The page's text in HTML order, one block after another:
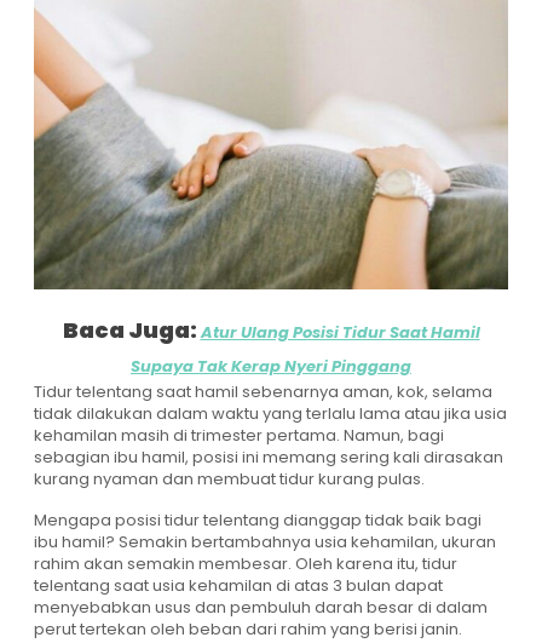
Baca Juga:Atur Ulang Posisi Tidur Saat Hamil
Supaya Tak Kerap Nyeri Pinggang
Tidur telentang saat hamil sebenarnya aman, kok, selama
tidak dilakukan dalam waktu yang terlalu lama atau jika usia
kehamilan masih di trimester pertama. Namun, bagi
sebagian ibu hamil, posisi ini memang sering kali dirasakan
kurang nyaman dan membuat tidur kurang pulas.
Mengapa posisi tidur telentang dianggap tidak baik bagi
ibu hamil? Semakin bertambahnya usia kehamilan, ukuran
rahim akan semakin membesar. Oleh karena itu, tidur
telentang saat usia kehamilan di atas 3 bulan dapat
menyebabkan usus dan pembuluh darah besar di dalam
perut tertekan oleh beban dari rahim yang berisi janin.